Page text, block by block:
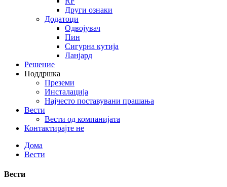
Други ознаки
Додатоци
Одвојувач
Пин
Сигурна кутија
Ланјард
Решение
Поддршка
Преземи
Инсталација
Најчесто поставувани прашања
Вести
Вести од компанијата
Контактирајте не
Дома
Вести
Вести